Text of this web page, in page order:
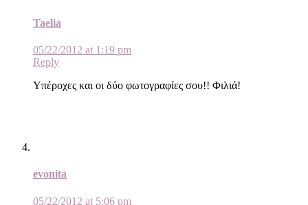
Taelia
05/22/2012 at 1:19 pm
Reply
Υπέροχες και οι δύο φωτογραφίες σου!! Φιλιά!
evonita
05/22/2012 at 5:06 pm